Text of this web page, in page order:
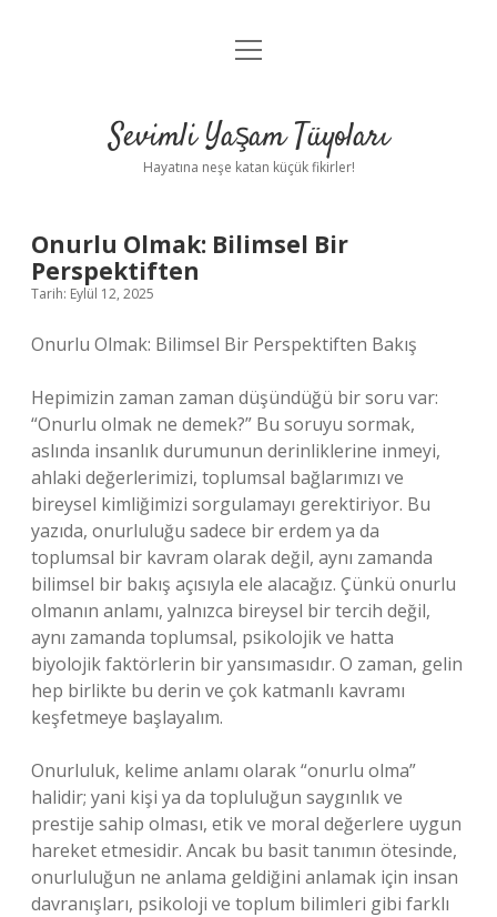
Anasayfa
Yasal Uyarı
menüyü
Sevimli Yaşam Tüyoları
Hayatına neşe katan küçük fikirler!
Onurlu Olmak: Bilimsel Bir
Perspektiften
Tarih: Eylül 12, 2025
Onurlu Olmak: Bilimsel Bir Perspektiften Bakış
Hepimizin zaman zaman düşündüğü bir soru var:
“Onurlu olmak ne demek?” Bu soruyu sormak,
aslında insanlık durumunun derinliklerine inmeyi,
ahlaki değerlerimizi, toplumsal bağlarımızı ve
bireysel kimliğimizi sorgulamayı gerektiriyor. Bu
yazıda, onurluluğu sadece bir erdem ya da
toplumsal bir kavram olarak değil, aynı zamanda
bilimsel bir bakış açısıyla ele alacağız. Çünkü onurlu
olmanın anlamı, yalnızca bireysel bir tercih değil,
aynı zamanda toplumsal, psikolojik ve hatta
biyolojik faktörlerin bir yansımasıdır. O zaman, gelin
hep birlikte bu derin ve çok katmanlı kavramı
keşfetmeye başlayalım.
Onurluluk, kelime anlamı olarak “onurlu olma”
halidir; yani kişi ya da topluluğun saygınlık ve
prestije sahip olması, etik ve moral değerlere uygun
hareket etmesidir. Ancak bu basit tanımın ötesinde,
onurluluğun ne anlama geldiğini anlamak için insan
davranışları, psikoloji ve toplum bilimleri gibi farklı